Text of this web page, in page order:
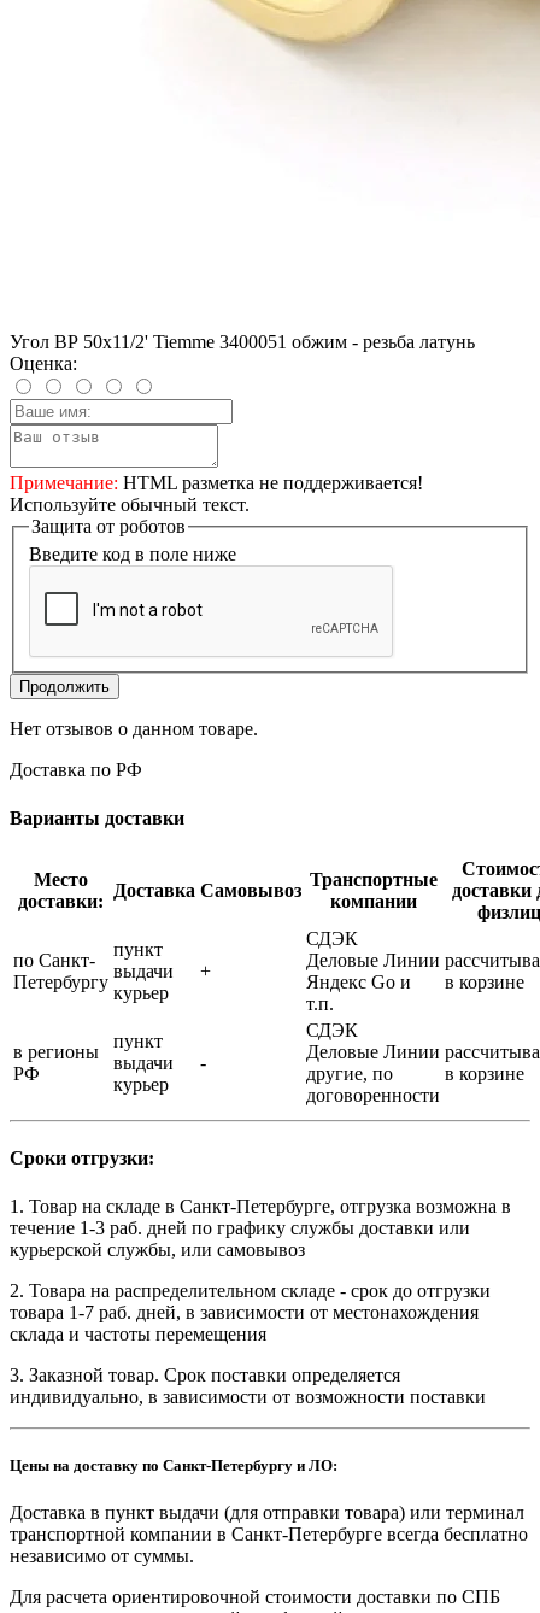
Угол ВР 50х11/2' Tiemme 3400051 обжим - резьба латунь
Оценка:
Примечание: HTML разметка не поддерживается!
Используйте обычный текст.
Защита от роботов
Введите код в поле ниже
Продолжить
Нет отзывов о данном товаре.
Доставка по РФ
Варианты доставки
Место
доставки:
Доставка Самовывоз
Транспортные
компании
доставки
физлиц
по Санкт-
Петербургу
пункт
выдачи
курьер
+
СДЭК
Деловые Линии
Яндекс Go и
т.п.
в корзине
в регионы
РФ
пункт
выдачи
курьер
-
СДЭК
Деловые Линии
другие, по
договоренности
в корзине
Сроки отгрузки:
1. Товар на складе в Санкт-Петербурге, отгрузка возможна в
течение 1-3 раб. дней по графику службы доставки или
курьерской службы, или самовывоз
2. Товара на распределительном складе - срок до отгрузки
товара 1-7 раб. дней, в зависимости от местонахождения
склада и частоты перемещения
3. Заказной товар. Срок поставки определяется
индивидуально, в зависимости от возможности поставки
Цены на доставку по Санкт-Петербургу и ЛО:
Доставка в пункт выдачи (для отправки товара) или терминал
транспортной компании в Санкт-Петербурге всегда бесплатно
независимо от суммы.
Для расчета ориентировочной стоимости доставки по СПБ